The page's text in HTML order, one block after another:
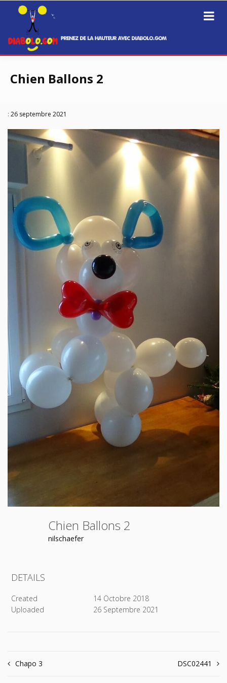
Passer
contenu
Diabolo.GOM
Chien Ballons 2
: 26 septembre 2021
Chien Ballons 2
nilschaefer
DETAILS
Created
14 Octobre 2018
Uploaded
26 Septembre 2021
Navigation
Chapo 3 DSC02441